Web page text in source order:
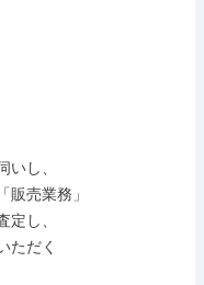
いし、
販売業務」
定し、
ただく